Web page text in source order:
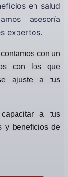
en salud
asesoría
expertos.
con un
con los que
ajuste a tus
capacitar a tus
y beneficios de